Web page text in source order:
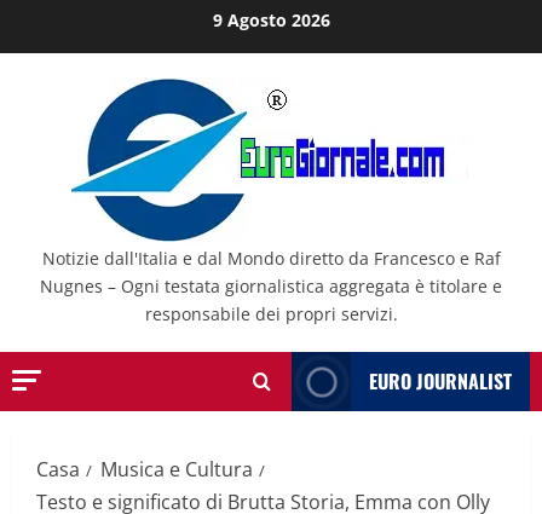
al
9 Agosto 2026
Notizie dall'Italia e dal Mondo diretto da Francesco e Raf
Nugnes – Ogni testata giornalistica aggregata è titolare e
responsabile dei propri servizi.
EURO JOURNALIST
Casa
Musica e Cultura
Testo e significato di Brutta Storia, Emma con Olly